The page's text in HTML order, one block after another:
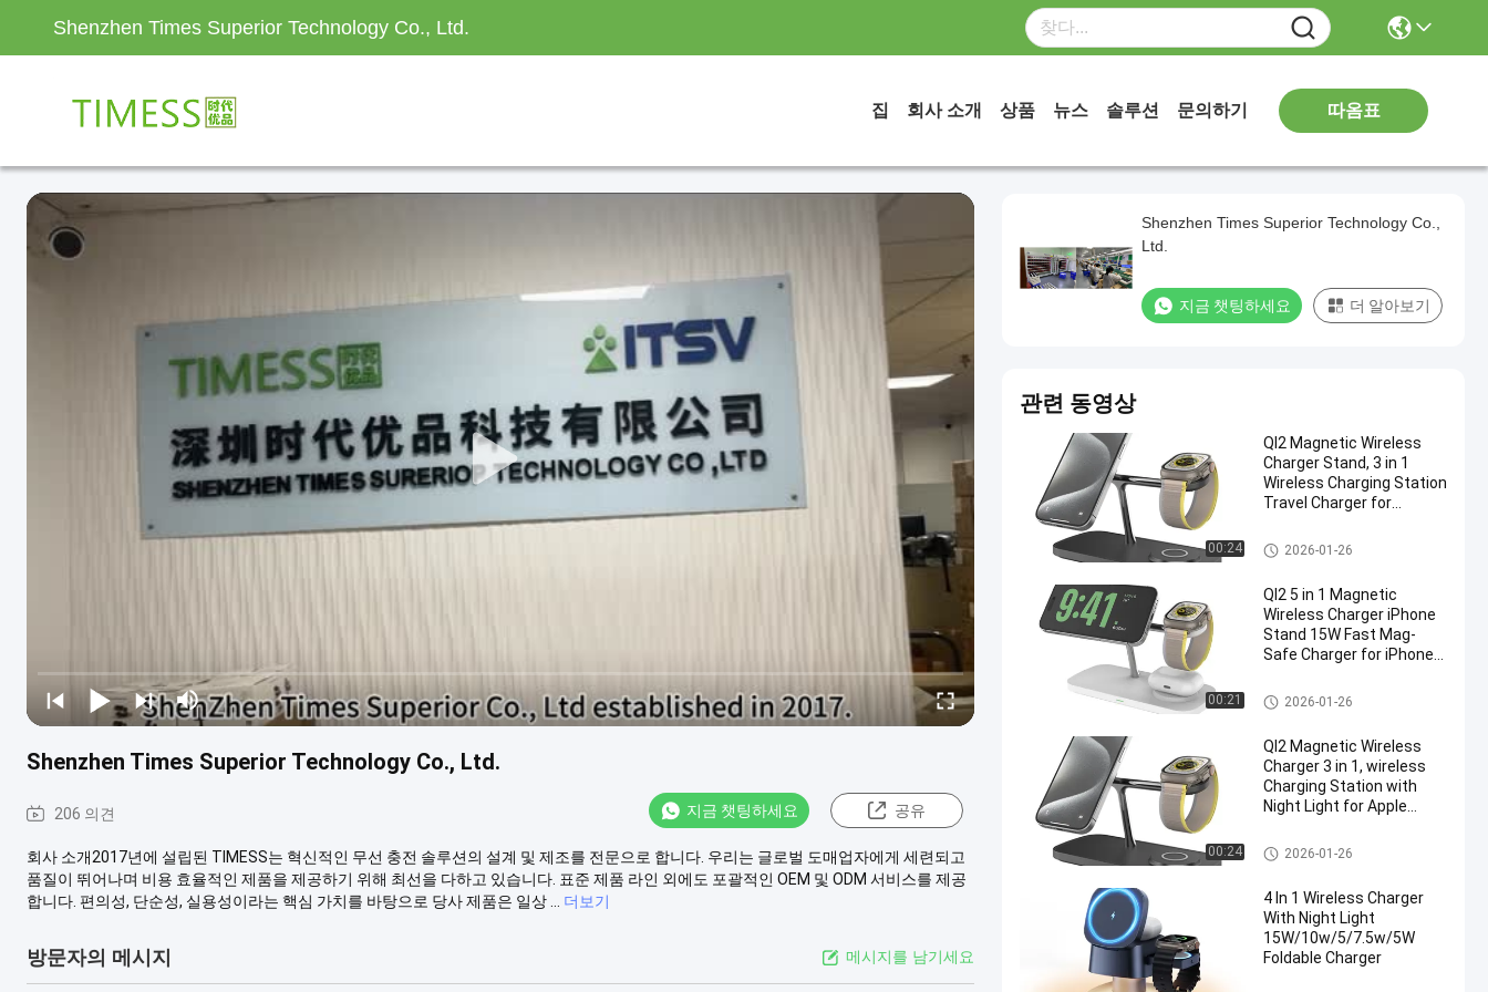
Shenzhen Times Superior Technology Co., Ltd.
집 회사 소개 상품 뉴스 솔루션 문의하기 따옴표
Shenzhen Times Superior Technology Co., Ltd.
206 의견 지금 챗팅하세요 공유
회사 소개2017년에 설립된 TIMESS는 혁신적인 무선 충전 솔루션의 설계 및 제조를 전문으로 합니다. 우리는 글로벌 도매업자에게 세련되고
품질이 뛰어나며 비용 효율적인 제품을 제공하기 위해 최선을 다하고 있습니다. 표준 제품 라인 외에도 포괄적인 OEM 및 ODM 서비스를 제공
합니다. 편의성, 단순성, 실용성이라는 핵심 가치를 바탕으로 당사 제품은 일상 ...
더보기
방문자의 메시지 메시지를 남기세요
Shenzhen Times Superior Technology Co.,
Ltd.
지금 챗팅하세요 더 알아보기
관련 동영상
00:24
QI2 Magnetic Wireless
Charger Stand, 3 in 1
Wireless Charging Station
Travel Charger for
iPhone 17 16 15 14 13 12
Pro/Max/Plus/Mini,
자기 무선 충전
2026-01-26
00:21
QI2 5 in 1 Magnetic
Wireless Charger iPhone
Stand 15W Fast Mag-
Safe Charger for iPhone
Max 16/15/14/13/12
Series Apple Magnet
Station/Pad for AirPods
자기 무선 충전
2026-01-26
00:24
QI2 Magnetic Wireless
Charger 3 in 1, wireless
Charging Station with
Night Light for Apple
Charger Stand,
Nightstand Fast 15W
자기 무선 충전
2026-01-26
4 In 1 Wireless Charger
With Night Light
15W/10w/5/7.5w/5W
Foldable Charger